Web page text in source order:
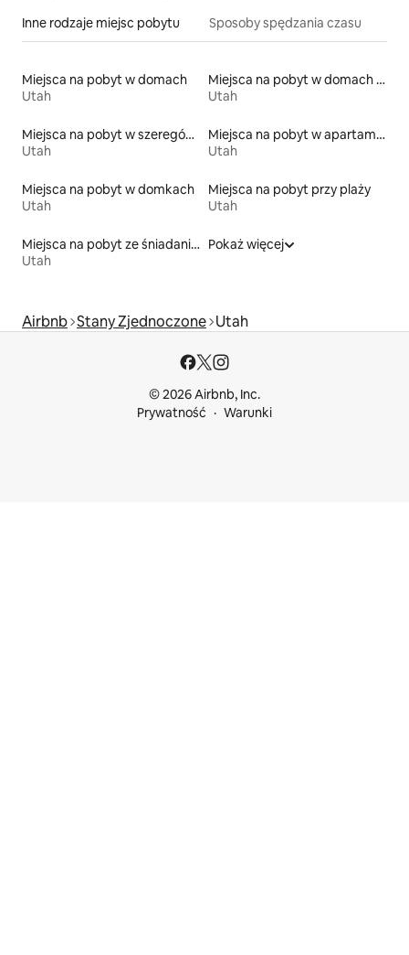
Inne rodzaje miejsc pobytu Sposoby spędzania czasu
Miejsca na pobyt w domach
Utah
Miejsca na pobyt w domach w pobliżu jeziora
Utah
Miejsca na pobyt w szeregówkach
Utah
Miejsca na pobyt w apartamentach z obsługą
Utah
Miejsca na pobyt w domkach
Utah
Miejsca na pobyt przy plaży
Utah
Miejsca na pobyt ze śniadaniem
Utah
Pokaż więcej
Airbnb Stany Zjednoczone Utah
© 2026 Airbnb, Inc.
Prywatność
Warunki